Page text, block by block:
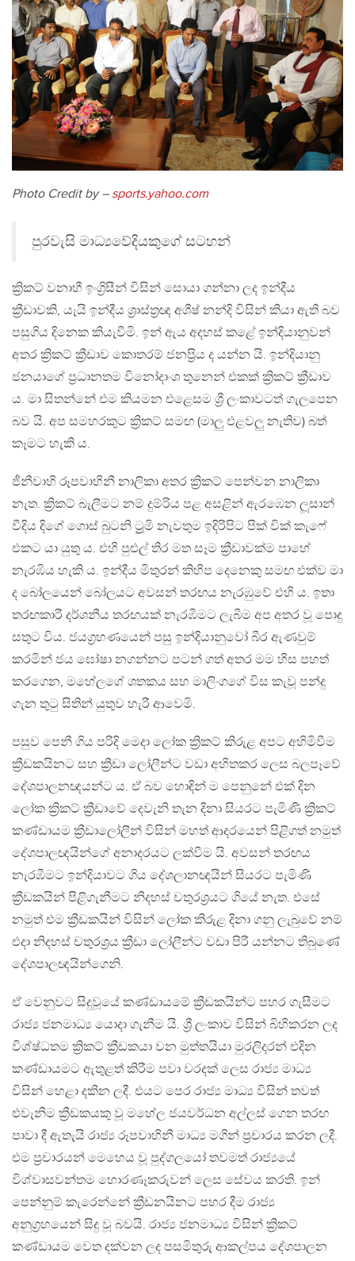
Photo Credit by – sports.yahoo.com
පුරවැසි මාධ්‍යවේදියකුගේ සටහන්
ක්‍රිකට් වනාහී ඉංග්‍රිසීන් විසින් සොයා ගන්නා ලද ඉන්දීය
ක්‍රීඩාවකි, යැයි ඉන්දීය ශ්‍රාස්ත්‍රඥ අශීෂ් නන්දි විසින් කියා ඇති බව
පසුගිය දිනෙක කියැවීමි. ඉන් ඇය අදහස් කළේ ඉන්දියානුවන්
අතර ක්‍රිකට් ක්‍රීඩාව කොතරම් ජනප්‍රිය ද යන්න යි. ඉන්දියානු
ජනයාගේ ප්‍රධානතම විනෝදාංශ තුනෙන් එකක් ක්‍රිකට් ක්‍රීඩාව
ය. මා සිතන්නේ එම කියමන එළෙසම ශ්‍රී ලංකාවටත් ගැලපෙන
බව යි. අප සමහරකුට ක්‍රිකට් සමඟ (මාලු එළවලු නැතිව) බත්
කෑමට හැකි ය.
ජීනීවාහි රූපවාහිනී නාලිකා අතර ක්‍රිකට් පෙන්වන නාලිකා
නැත. ක්‍රිකට් බැලීමට නම් දුම්රිය පළ අසළින් ඇරඹෙන ලූසාන්
වීදිය දිගේ ගොස් බුටනි ට්‍රූමි නැවතුම ඉදිරිපිට පික් වික් කැෆේ
එකට යා යුතු ය. එහි පුළුල් තිර මත සෑම ක්‍රීඩාවක්ම පාහේ
නැරඹිය හැකි ය. ඉන්දීය මිතුරන් කිහිප දෙනෙකු සමඟ එක්ව මා
ද බෝලයෙන් බෝලයට අවසන් තරඟය නැරඹුවේ එහි ය. ඉතා
තරඟකාරී දර්ශනීය තරඟයක් නැරඹීමට ලැබීම අප අතර වූ පොදු
සතුට විය. ජයග්‍රහණයෙන් පසු ඉන්දියානුවෝ බීර ඇණවුම්
කරමින් ජය ඝෝෂා නගන්නට පටන් ගත් අතර මම හිස පහත්
කරගෙන, මහේලගේ ශතකය සහ මාලිංගගේ විස කැවූ පන්දු
ගැන තුටු සිතින් යුතුව හැරී ආවෙමි.
පසුව පෙනී ගිය පරිදි මෙදා ලෝක ක්‍රිකට් කිරුළ අපට අහිමිවීම
ක්‍රීඩකයිනට සහ ක්‍රීඩා ලෝලීන්ට වඩා අහිතකර ලෙස බලපෑවේ
දේශපාලනඥයන්ට ය. ඒ බව හොඳින් ම පෙනුනේ එක් දින
ලෝක ක්‍රිකට් ක්‍රීඩාවේ දෙවැනි තැන දිනා සියරට පැමිණි ක්‍රිකට්
කණ්ඩායම ක්‍රීඩාලෝලීන් විසින් මහත් ආදරයෙන් පිළිගත් නමුත්
දේශපාලඥයින්ගේ අනාදරයට ලක්වීම යි. අවසන් තරඟය
නැරඹීමට ඉන්දියාවට ගිය දේශලානඥයින් සියරට පැමිණි
ක්‍රීඩකයින් පිළිගැනීමට නිදහස් චතුරශ්‍රයට ගියේ නැත. එසේ
නමුත් එම ක්‍රීඩකයින් විසින් ලෝක කිරුළ දිනා ගනු ලැබුවේ නම්
එදා නිදහස් චතුරශ්‍රය ක්‍රීඩා ලෝලීන්ට වඩා පිරී යන්නට තිබුණේ
දේශපාලඥයින්ගෙනි.
ඒ වෙනුවට සිදුවූයේ කණ්ඩායමේ ක්‍රීඩකයින්ට පහර ගැසීමට
රාජ්‍ය ජනමාධ්‍ය යොදා ගැනීම යි. ශ්‍රී ලංකාව විසින් බිහිකරන ලද
විශ්ෂ්ධතම ක්‍රිකට් ක්‍රීඩකයා වන මුත්තයියා මුරලිදරන් එදින
කණ්ඩායමට ඇතුළත් කිරීම පවා වරදක් ලෙස රාජ්‍ය මාධ්‍ය
විසින් හෙළා දකින ලදී. එයට පෙර රාජ්‍ය මාධ්‍ය විසින් තවත්
එවැනිම ක්‍රීඩකයකු වූ මහේල ජයවර්ධන අල්ලස් ගෙන තරඟ
පාවා දී ඇතැයි රාජ්‍ය රූපවාහිනී මාධ්‍ය මගින් ප්‍රචාරය කරන ලදී.
එම ප්‍රචාරයන් මෙහෙය වූ පුද්ගලයෝ තවමත් රාජ්‍යයේ
විශ්වාසවන්තම හොරණෑකරුවන් ලෙස සේවය කරති. ඉන්
පෙන්නුම් කැරෙන්නේ ක්‍රීඩනයිනට පහර දීම රාජ්‍ය
අනුග්‍රහයෙන් සිදු වූ බවයි. රාජ්‍ය ජනමාධ්‍ය විසින් ක්‍රිකට්
කණ්ඩායම වෙත දක්වන ලද පසමිතුරු ආකල්පය දේශපාලන